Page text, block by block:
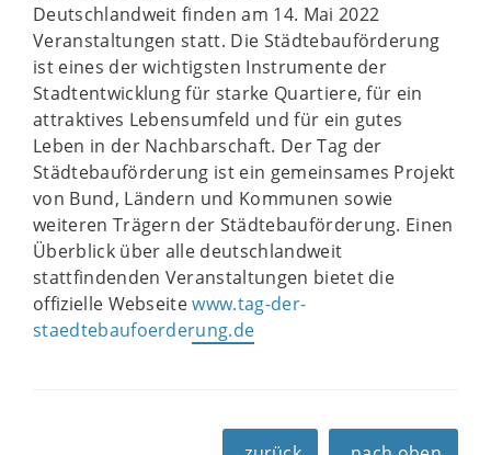
Deutschlandweit finden am 14. Mai 2022
Veranstaltungen statt. Die Städtebauförderung
ist eines der wichtigsten Instrumente der
Stadtentwicklung für starke Quartiere, für ein
attraktives Lebensumfeld und für ein gutes
Leben in der Nachbarschaft. Der Tag der
Städtebauförderung ist ein gemeinsames Projekt
von Bund, Ländern und Kommunen sowie
weiteren Trägern der Städtebauförderung. Einen
Überblick über alle deutschlandweit
stattfindenden Veranstaltungen bietet die
offizielle Webseitewww.tag-der-
staedtebaufoerderung.de